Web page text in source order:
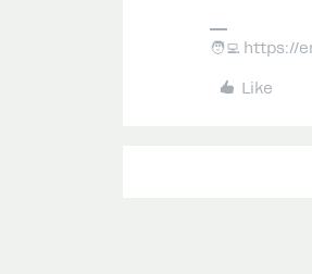
🧑‍💻 https://
Like